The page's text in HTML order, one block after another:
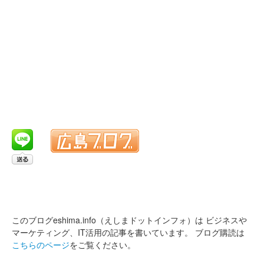
このブログeshima.info（えしまドットインフォ）は ビジネスや
マーケティング、IT活用の記事を書いています。
ブログ購読は
こちらのページをご覧ください。